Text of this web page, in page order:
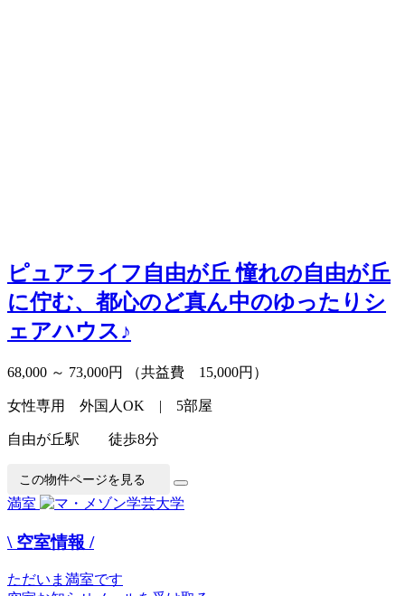
ピュアライフ自由が丘憧れの自由が丘
に佇む、都心のど真ん中のゆったりシ
ェアハウス♪
68,000 ～ 73,000円 （共益費 15,000円）
女性専用 外国人OK | 5部屋
自由が丘駅 徒歩8分
この物件ページを見る
満室
\ 空室情報 /
ただいま満室です